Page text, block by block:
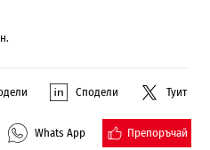
Сподели Туит
Whats App Препоръчай